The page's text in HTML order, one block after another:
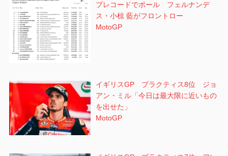
プレコードでポール フェルナンデ
ス・小椋 藍がフロントロー
MotoGP
イギリスGP プラクティス8位 ジョ
アン・ミル「今日は最大限に近いもの
を出せた」
MotoGP